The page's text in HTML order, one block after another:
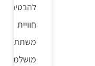
להבטיח
חוויית
משתתף
מושלמת.